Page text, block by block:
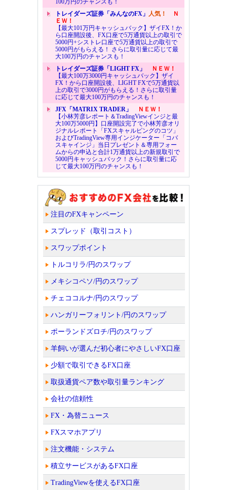
100万円のチャンスも！
トレイダーズ証券「みんなのFX」 人気！
Ｎ
ＥＷ！
【最大101万円キャッシュバック】ザイFX！か
ら口座開設後、FX口座で5万通貨以上の取引で
5000円+シストレ口座で5万通貨以上の取引で
5000円がもらえる！ さらに取引量に応じて最
大100万円のチャンスも！
トレイダーズ証券「LIGHT FX」
ＮＥＷ！
【最大100万3000円キャッシュバック】ザイ
FX！から口座開設後、LIGHT FXで5万通貨以
上の取引で3000円がもらえる！さらに取引量
に応じて最大100万円のチャンスも！
JFX「MATRIX TRADER」
ＮＥＷ！
【小林芳彦レポート＆TradingViewインジと最
大100万5000円】口座開設完了で小林芳彦オリ
ジナルレポート「FXスキャルピングのコツ」
およびTradingView専用インジケーター「コバ
スキャインジ」当日プレゼント＆専用フォー
ムからの申込と合計1万通貨以上の新規取引で
5000円キャッシュバック！さらに取引量に応
じて最大100万円のチャンスも！
注目のFXキャンペーン
スプレッド（取引コスト）
スワップポイント
トルコリラ/円のスワップ
メキシコペソ/円のスワップ
チェココルナ/円のスワップ
ハンガリーフォリント/円のスワップ
ポーランドズロチ/円のスワップ
羊飼いが選んだ初心者にやさしいFX口座
少額で取引できるFX口座
取扱通貨ペア数や取引量ランキング
会社の信頼性
FX・為替ニュース
FXスマホアプリ
注文機能・システム
積立サービスがあるFX口座
TradingViewを使えるFX口座